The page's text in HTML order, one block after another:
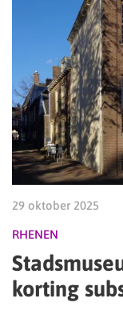
29 oktober 2025
RHENEN
korting